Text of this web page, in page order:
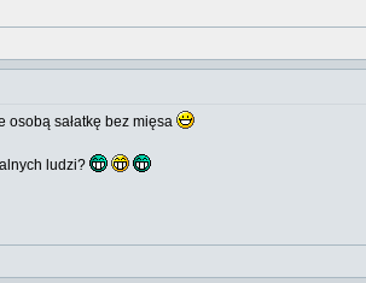
osobą sałatkę bez mięsa
ludzi?